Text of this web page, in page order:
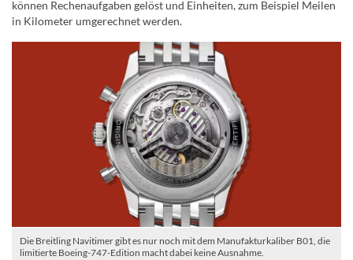
können Rechenaufgaben gelöst und Einheiten, zum Beispiel Meilen
in Kilometer umgerechnet werden.
Die Breitling Navitimer gibt es nur noch mit dem Manufakturkaliber B01, die
limitierte Boeing-747-Edition macht dabei keine Ausnahme.